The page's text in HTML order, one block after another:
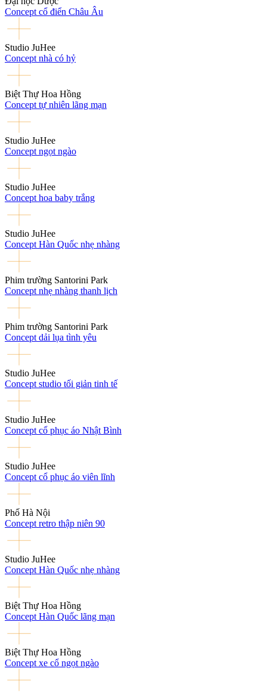
Concept cổ điển Châu Âu
Studio JuHee
Concept nhà có hỷ
Biệt Thự Hoa Hồng
Concept tự nhiên lãng mạn
Studio JuHee
Concept ngọt ngào
Studio JuHee
Concept hoa baby trắng
Studio JuHee
Concept Hàn Quốc nhẹ nhàng
Phim trường Santorini Park
Concept nhẹ nhàng thanh lịch
Phim trường Santorini Park
Concept dải lụa tình yêu
Studio JuHee
Concept studio tối giản tinh tế
Studio JuHee
Concept cổ phục áo Nhật Bình
Studio JuHee
Concept cổ phục áo viên lĩnh
Phố Hà Nội
Concept retro thập niên 90
Studio JuHee
Concept Hàn Quốc nhẹ nhàng
Biệt Thự Hoa Hồng
Concept Hàn Quốc lãng mạn
Biệt Thự Hoa Hồng
Concept xe cổ ngọt ngào